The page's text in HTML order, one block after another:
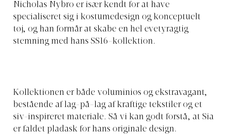
Nicholas Nybro er især kendt for at have
specialiseret sig i kostumedesign og konceptuelt
tøj, og han formår at skabe en hel evetyragtig
stemning med hans SS16-kollektion.
Kollektionen er både voluminiøs og ekstravagant,
bestående af lag-på-lag af kraftige tekstiler og et
siv-inspireret materiale. Så vi kan godt forstå, at Sia
er faldet pladask for hans originale design.